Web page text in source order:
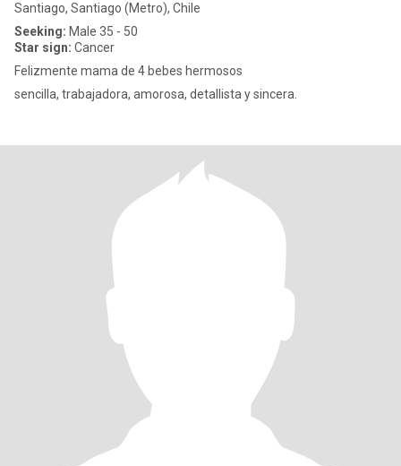
Santiago, Santiago (Metro), Chile
Seeking: Male 35 - 50
Star sign: Cancer
Felizmente mama de 4 bebes hermosos
sencilla, trabajadora, amorosa, detallista y sincera.